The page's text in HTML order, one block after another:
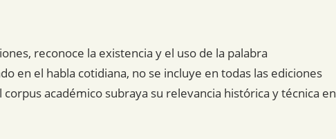
reconoce la existencia y el uso de la palabra
en el habla cotidiana, no se incluye en todas las ediciones
académico subraya su relevancia histórica y técnica en